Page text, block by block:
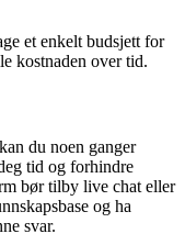
et enkelt budsjett for
kostnaden over tid.
du noen ganger
tid og forhindre
bør tilby live chat eller
og ha
svar.